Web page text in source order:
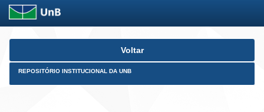
Skip
Voltar
REPOSITÓRIO INSTITUCIONAL DA UNB